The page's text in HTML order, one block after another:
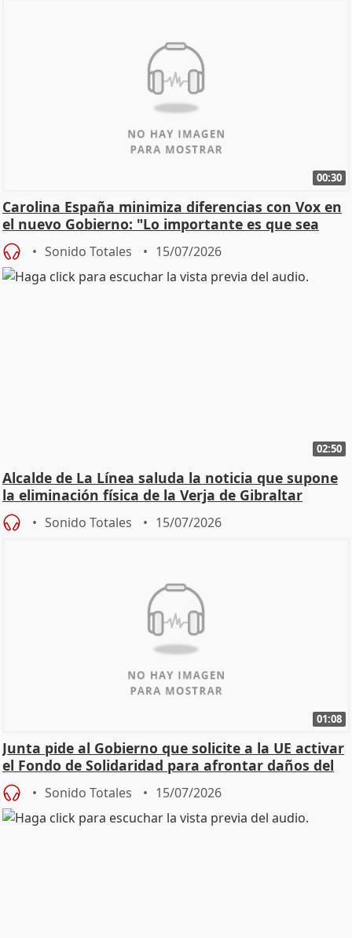
00:30
Carolina España minimiza diferencias con Vox en
el nuevo Gobierno: "Lo importante es que sea
una leg
Sonido Totales 15/07/2026
02:50
Alcalde de La Línea saluda la noticia que supone
la eliminación física de la Verja de Gibraltar
Sonido Totales 15/07/2026
01:08
Junta pide al Gobierno que solicite a la UE activar
el Fondo de Solidaridad para afrontar daños del
Sonido Totales 15/07/2026